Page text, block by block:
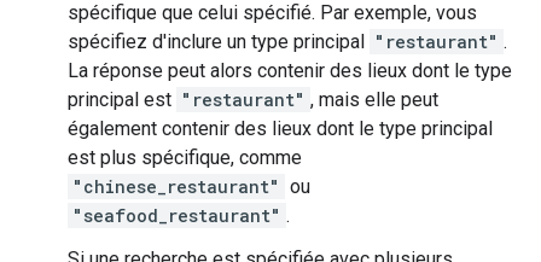
spécifique que celui spécifié. Par exemple, vous
spécifiez d'inclure un type principal "restaurant" .
La réponse peut alors contenir des lieux dont le type
principal est "restaurant" , mais elle peut
également contenir des lieux dont le type principal
est plus spécifique, comme
"chinese_restaurant" ou
"seafood_restaurant" .